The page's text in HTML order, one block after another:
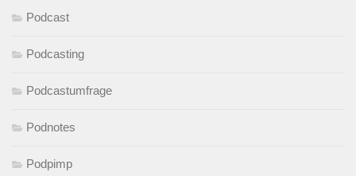
Podcast
Podcasting
Podcastumfrage
Podnotes
Podpimp